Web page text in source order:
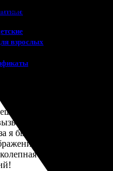
взрослых
персонал.
сделать для
затруднений, а
я была приятно
Всё это стало
возможность